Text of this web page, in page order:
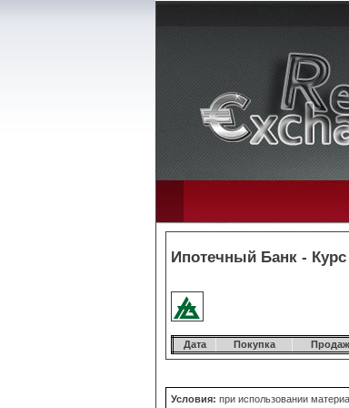
Ипотечный Банк -
Дата Покупка
Условия: при использовании